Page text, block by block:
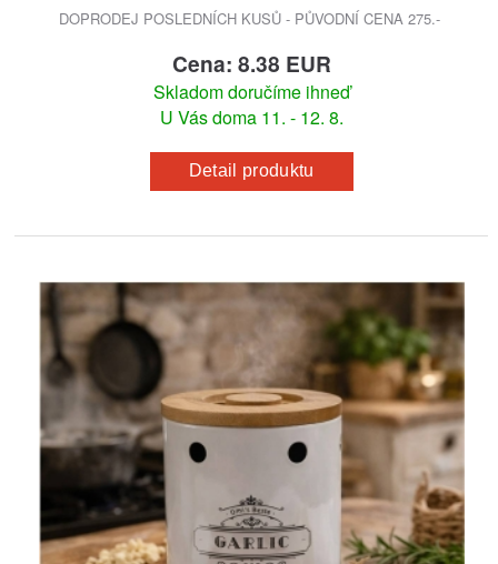
DOPRODEJ POSLEDNÍCH KUSŮ - PŮVODNÍ CENA 275.-
Cena: 8.38 EUR
Skladom doručíme ihneď
U Vás doma 11. - 12. 8.
Detail produktu